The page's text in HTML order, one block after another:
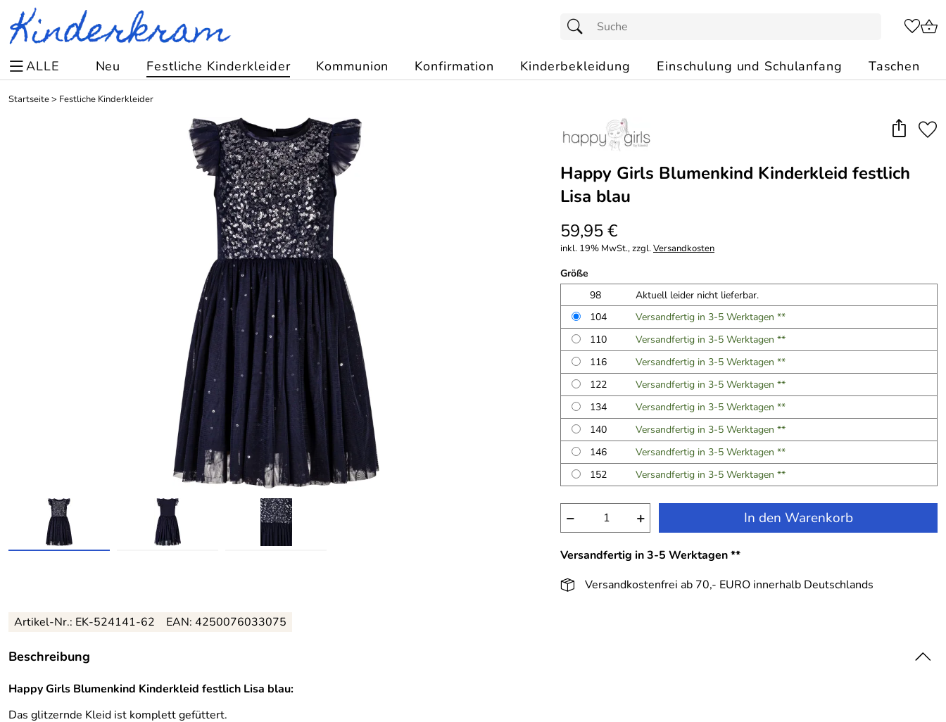
ALLE Neu Festliche Kinderkleider Kommunion Konfirmation Kinderbekleidung Einschulung und Schulanfang Taschen
Startseite> Festliche Kinderkleider
Happy Girls Blumenkind Kinderkleid festlich
Lisa blau
59,95 €
inkl. 19% MwSt., zzgl.Versandkosten
Größe
98
Aktuell leider nicht lieferbar.
104
Versandfertig in 3-5 Werktagen **
110
Versandfertig in 3-5 Werktagen **
116
Versandfertig in 3-5 Werktagen **
122
Versandfertig in 3-5 Werktagen **
134
Versandfertig in 3-5 Werktagen **
140
Versandfertig in 3-5 Werktagen **
146
Versandfertig in 3-5 Werktagen **
152
Versandfertig in 3-5 Werktagen **
− + In den Warenkorb
Versandfertig in 3-5 Werktagen **
Versandkostenfrei ab 70,- EURO innerhalb Deutschlands
Artikel-Nr.: EK-524141-62 EAN: 4250076033075
Beschreibung
Happy Girls Blumenkind Kinderkleid festlich Lisa blau:
Das glitzernde Kleid ist komplett gefüttert.